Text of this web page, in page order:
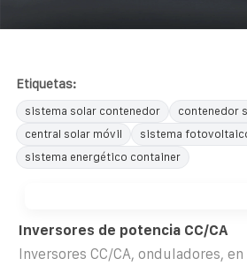
Etiquetas:
sistema solar contenedor
contenedor
central solar móvil
sistema
sistema energético container
Inversores de potencia CC/CA
Inversores CC/CA, onduladores,